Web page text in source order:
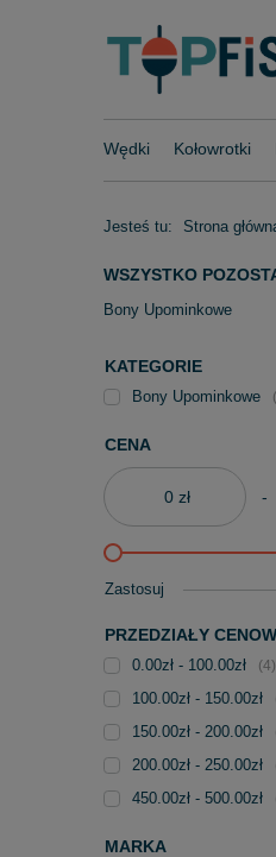
Wędki Kołowrotki
Jesteś tu: Strona
WSZYSTKO
Bony Upominkowe
KATEGORIE
Bony Upominkowe
CENA
zł -
Zastosuj
PRZEDZIAŁY
0.00zł - 100.00zł 4
100.00zł - 150.00zł
150.00zł - 200.00zł
200.00zł - 250.00zł
450.00zł - 500.00zł
MARKA